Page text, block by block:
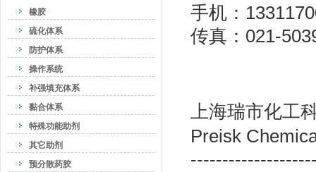
橡胶
硫化体系
防护体系
操作系统
补强填充体系
黏合体系
特殊功能助剂
其它助剂
预分散药胶
手机：
传真：021-
上海瑞市化工
Preisk